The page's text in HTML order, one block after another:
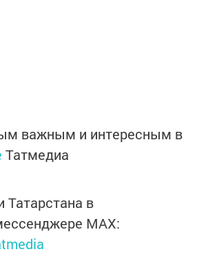
важным и интересным в
Татмедиа
Татарстана в
MАХ: